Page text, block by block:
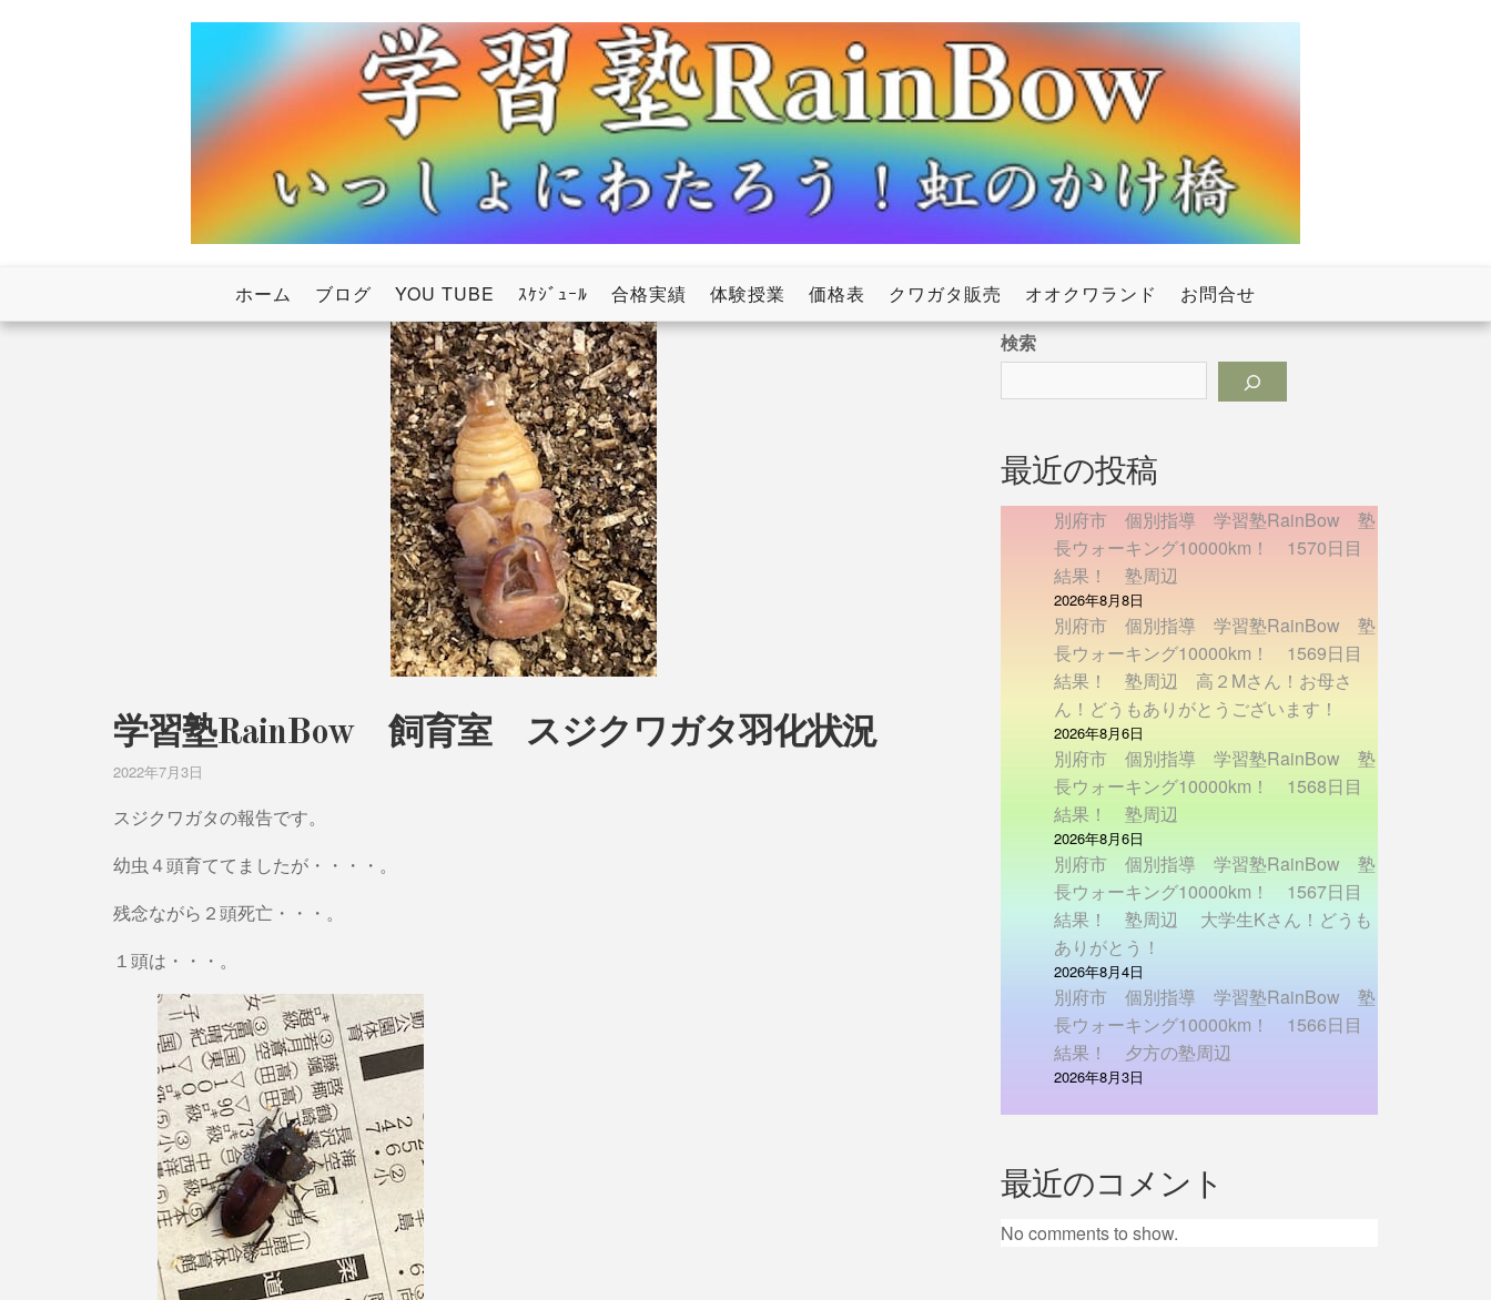
学習塾RainBow
ホーム ブログ YOU TUBE ｽｹｼﾞｭｰﾙ 合格実績 体験授業 価格表 クワガタ販売 オオクワランド お問合せ
学習塾RainBow 飼育室 スジクワガタ羽化状況
2022年7月3日
スジクワガタの報告です。
幼虫４頭育ててましたが・・・・。
残念ながら２頭死亡・・・。
１頭は・・・。
検索
最近の投稿
別府市 個別指導 学習塾RainBow 塾
長ウォーキング10000km！ 1570日目
結果！ 塾周辺
2026年8月8日
別府市 個別指導 学習塾RainBow 塾
長ウォーキング10000km！ 1569日目
結果！ 塾周辺 高２Mさん！お母さ
ん！どうもありがとうございます！
2026年8月6日
別府市 個別指導 学習塾RainBow 塾
長ウォーキング10000km！ 1568日目
結果！ 塾周辺
2026年8月6日
別府市 個別指導 学習塾RainBow 塾
長ウォーキング10000km！ 1567日目
結果！ 塾周辺 大学生Kさん！どうも
ありがとう！
2026年8月4日
別府市 個別指導 学習塾RainBow 塾
長ウォーキング10000km！ 1566日目
結果！ 夕方の塾周辺
2026年8月3日
最近のコメント
No comments to show.